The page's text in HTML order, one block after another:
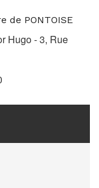
de PONTOISE
Hugo - 3, Rue